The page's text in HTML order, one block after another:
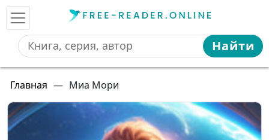
Найти
Главная — Миа Мори